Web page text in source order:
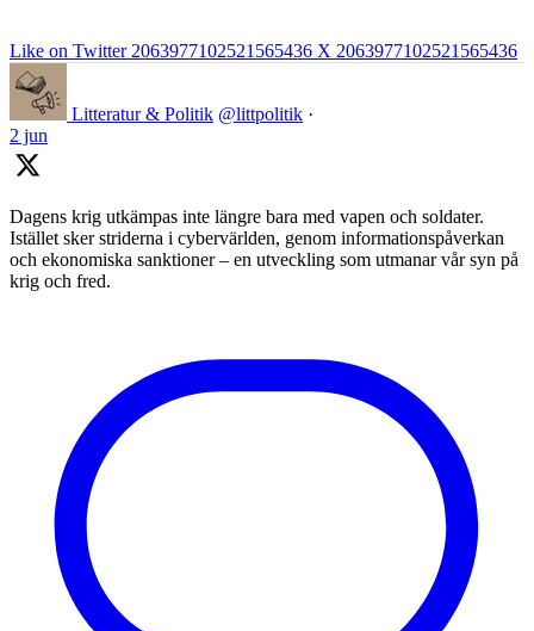
Like on Twitter 2063977102521565436 X 2063977102521565436
Litteratur & Politik @littpolitik ·
2 jun
Dagens krig utkämpas inte längre bara med vapen och soldater.
Istället sker striderna i cybervärlden, genom informationspåverkan
och ekonomiska sanktioner – en utveckling som utmanar vår syn på
krig och fred.